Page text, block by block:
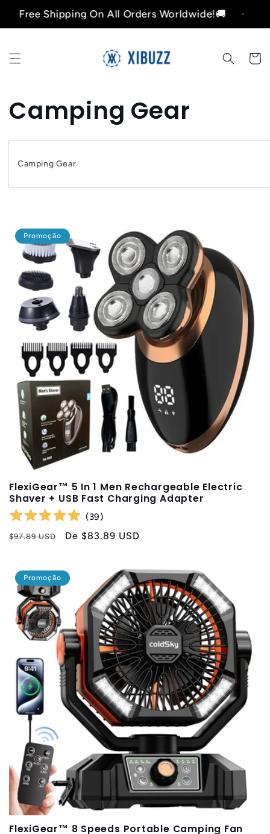
para o
Shipping On All Orders Worldwide!🚚 Free
C
o
e
ç
ã
o
Camping Gear
Camping Gear
Promoção
FlexiGear™ 5 In 1 Men Rechargeable Electric
Shaver + USB Fast Charging Adapter
(39)
Preço
$97.89 USD
Preço
De $83.89 USD
Promoção
FlexiGear™ 8 Speeds Portable Camping Fan